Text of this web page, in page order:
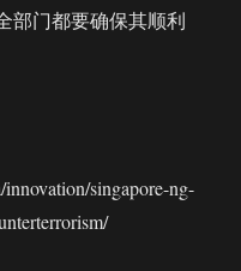
部门都要确保其顺利
singapore-ng-